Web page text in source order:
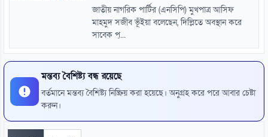
জাতীয় নাগরিক পার্টির (এনসিপি) মুখপাত্র আসিফ
মাহমুদ সজীব ভূঁইয়া বলেছেন, দিল্লিতে অবস্থান করে
সাবেক প্...
মন্তব্য বৈশিষ্ট্য বন্ধ রয়েছে
বর্তমানে মন্তব্য বৈশিষ্ট্য নিষ্ক্রিয় করা হয়েছে। অনুগ্রহ করে পরে আবার চেষ্টা
করুন।